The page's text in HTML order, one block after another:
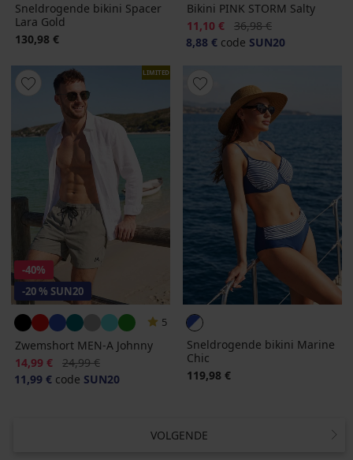
Sneldrogende bikini Spacer
Lara Gold
130,98 €
Bikini PINK STORM Salty
Korting
11,10 € Oorspronkelijke prijs
36,98 €
8,88 € code SUN20
LIMITED
-40%
-20 % SUN20
5
Zwemshort MEN-A Johnny
Korting
14,99 € Oorspronkelijke prijs
24,99 €
11,99 € code SUN20
Sneldrogende bikini Marine
Chic
119,98 €
VOLGENDE